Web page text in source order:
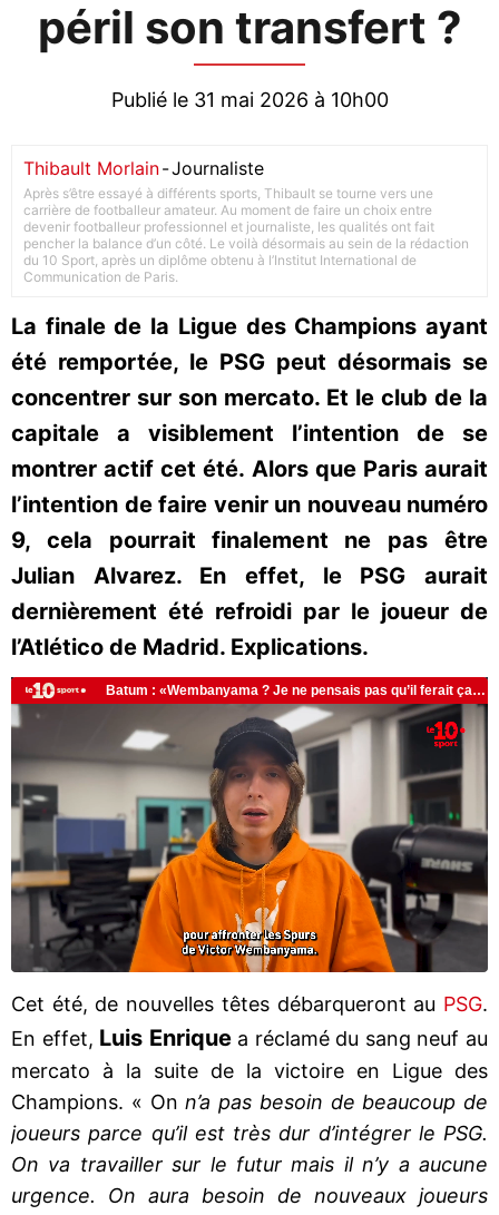
péril son transfert ?
Publié le 31 mai 2026 à 10h00
Thibault Morlain-Journaliste
Après s’être essayé à différents sports, Thibault se tourne vers une
carrière de footballeur amateur. Au moment de faire un choix entre
devenir footballeur professionnel et journaliste, les qualités ont fait
pencher la balance d’un côté. Le voilà désormais au sein de la rédaction
du 10 Sport, après un diplôme obtenu à l’Institut International de
Communication de Paris.
La finale de la Ligue des Champions ayant
été remportée, le PSG peut désormais se
concentrer sur son mercato. Et le club de la
capitale a visiblement l’intention de se
montrer actif cet été. Alors que Paris aurait
l’intention de faire venir un nouveau numéro
9, cela pourrait finalement ne pas être
Julian Alvarez. En effet, le PSG aurait
dernièrement été refroidi par le joueur de
l’Atlético de Madrid. Explications.
Cet été, de nouvelles têtes débarqueront au PSG.
En effet, Luis Enriquea réclamé du sang neuf au
mercato à la suite de la victoire en Ligue des
Champions. « On n’a pas besoin de beaucoup de
joueurs parce qu’il est très dur d’intégrer le PSG.
On va travailler sur le futur mais il n’y a aucune
urgence. On aura besoin de nouveaux joueurs